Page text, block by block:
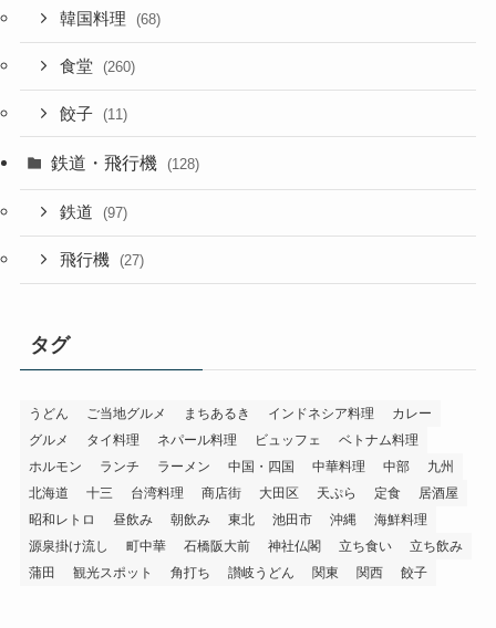
韓国料理 (68)
食堂 (260)
餃子 (11)
鉄道・飛行機 (128)
鉄道 (97)
飛行機 (27)
タグ
うどん ご当地グルメ まちあるき インドネシア料理
カレー
グルメ
タイ料理 ネパール料理 ビュッフェ
ベトナム料理
ホルモン
ランチ ラーメン 中国・四国 中華料理 中部
九州
北海道
十三 台湾料理 商店街 大田区 天ぷら 定食
居酒屋
昭和レトロ
昼飲み 朝飲み 東北 池田市 沖縄
海鮮料理
源泉掛け流し
町中華 石橋阪大前 神社仏閣 立ち食い
立ち飲み
蒲田
観光スポット 角打ち 讃岐うどん 関東 関西 餃子